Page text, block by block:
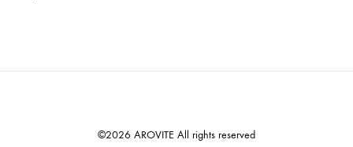
©2026 AROVITE All rights reserved